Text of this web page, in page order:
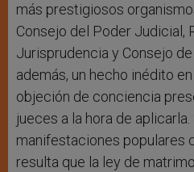
más prestigiosos
Consejo del Poder Judicial,
Jurisprudencia y Consejo
además, un hecho inédito
objeción de conciencia
jueces a la hora de
manifestaciones populares
resulta que la ley de